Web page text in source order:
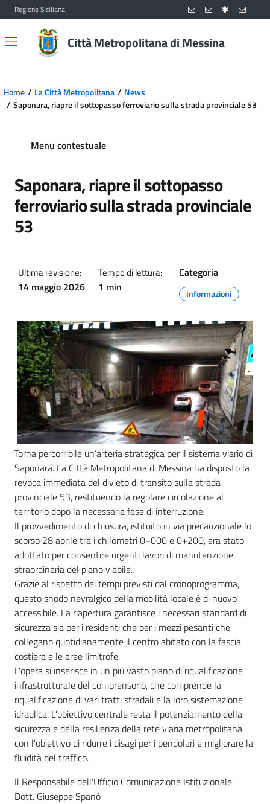
Vai al contenuto principale
Vai al menu principale
Regione Siciliana
Città Metropolitana di Messina
Home La Città Metropolitana
News
Saponara, riapre il sottopasso ferroviario sulla strada provinciale 53
Menu contestuale
Saponara, riapre il sottopasso
ferroviario sulla strada provinciale
53
Ultima revisione:
14 maggio 2026
Tempo di lettura:
1 min
Categoria
Informazioni
Torna percorribile un’arteria strategica per il sistema viario di
Saponara. La Città Metropolitana di Messina ha disposto la
revoca immediata del divieto di transito sulla strada
provinciale 53, restituendo la regolare circolazione al
territorio dopo la necessaria fase di interruzione.
Il provvedimento di chiusura, istituito in via precauzionale lo
scorso 28 aprile tra i chilometri 0+000 e 0+200, era stato
adottato per consentire urgenti lavori di manutenzione
straordinaria del piano viabile.
Grazie al rispetto dei tempi previsti dal cronoprogramma,
questo snodo nevralgico della mobilità locale è di nuovo
accessibile. La riapertura garantisce i necessari standard di
sicurezza sia per i residenti che per i mezzi pesanti che
collegano quotidianamente il centro abitato con la fascia
costiera e le aree limitrofe.
L'opera si inserisce in un più vasto piano di riqualificazione
infrastrutturale del comprensorio, che comprende la
riqualificazione di vari tratti stradali e la loro sistemazione
idraulica. L'obiettivo centrale resta il potenziamento della
sicurezza e della resilienza della rete viaria metropolitana
con l'obiettivo di ridurre i disagi per i pendolari e migliorare la
fluidità del traffico.
Il Responsabile dell'Ufficio Comunicazione Istituzionale
Dott. Giuseppe Spanò